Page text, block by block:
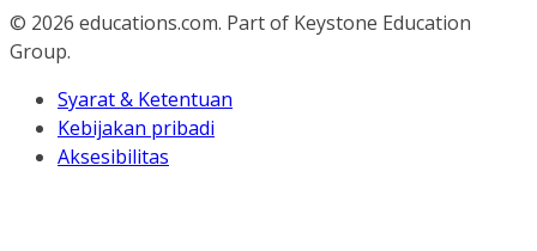
© 2026 educations.com. Part of Keystone Education
Group.
Syarat & Ketentuan
Kebijakan pribadi
Aksesibilitas